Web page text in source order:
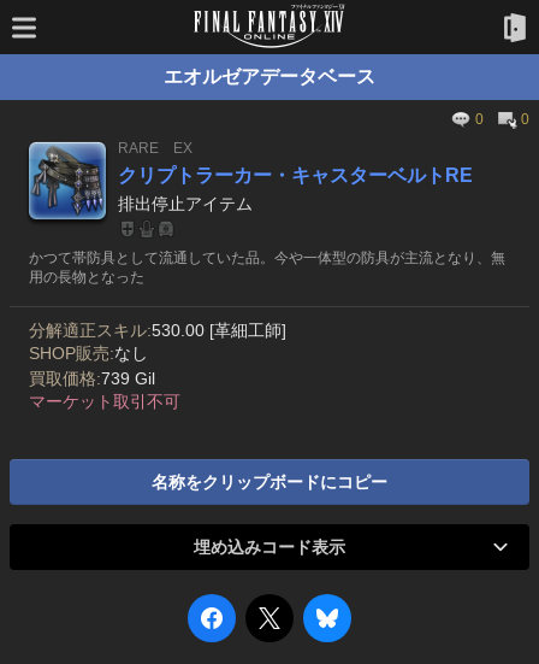
エオルゼアデータベース
0
0
RARE
EX
クリプトラーカー・キャスターベルトRE
排出停止アイテム
かつて帯防具として流通していた品。今や一体型の防具が主流となり、無
用の長物となった
分解適正スキル:530.00 [革細工師]
SHOP販売:なし
買取価格:739 Gil
マーケット取引不可
名称をクリップボードにコピー
埋め込みコード表示